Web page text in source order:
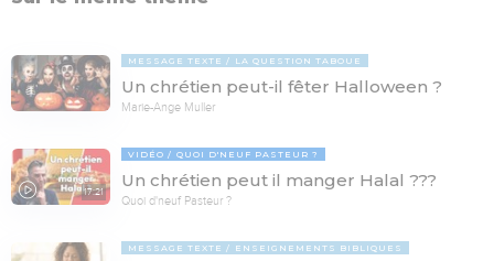
MESSAGE TEXTE LA QUESTION TABOUE
Un chrétien peut-il fêter Halloween ?
Marie-Ange Muller
17:21
VIDÉO QUOI D'NEUF PASTEUR ?
Un chrétien peut il manger Halal ???
Quoi d'neuf Pasteur ?
MESSAGE TEXTE ENSEIGNEMENTS BIBLIQUES